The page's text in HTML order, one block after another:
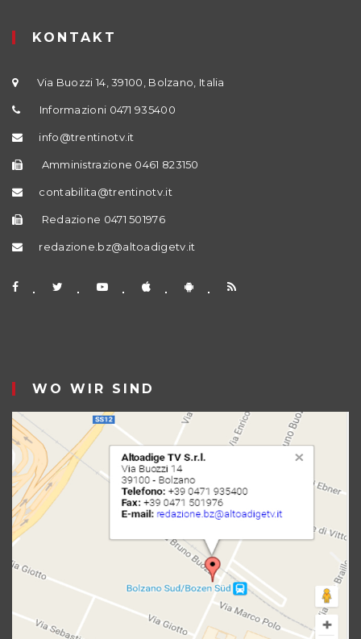
KONTAKT
Via Buozzi 14, 39100, Bolzano, Italia
Informazioni 0471 935400
info@trentinotv.it
Amministrazione 0461 823150
contabilita@trentinotv.it
Redazione 0471 501976
redazione.bz@altoadigetv.it
WO WIR SIND